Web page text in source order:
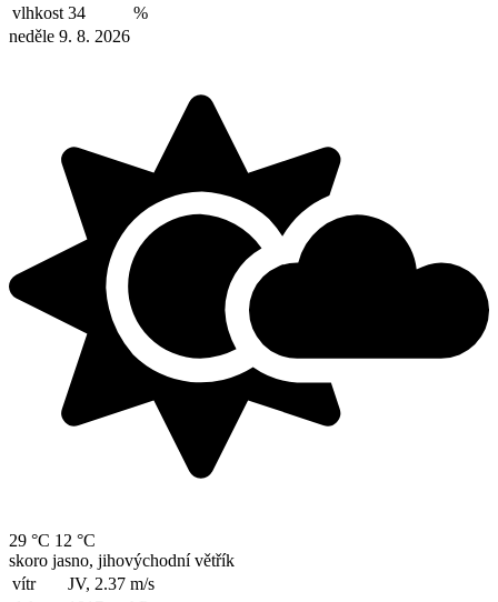
vlhkost 34
%
neděle 9. 8. 2026
29 °C 12 °C
skoro jasno, jihovýchodní větřík
vítr
JV, 2.37 m/s